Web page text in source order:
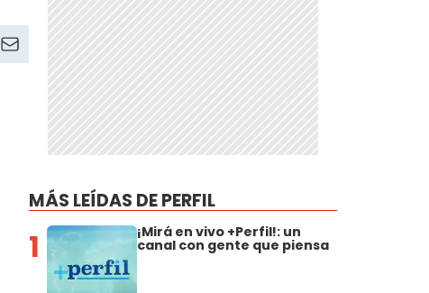
MÁS LEÍDAS DE PERFIL
1 ¡Mirá en vivo +Perfil!: un
canal con gente que piensa